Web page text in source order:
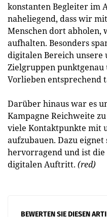
konstanten Begleiter im
naheliegend, dass wir
Menschen dort abholen,
aufhalten. Besonders
digitalen Bereich unsere
Zielgruppen
Vorlieben entsprechend
Darüber hinaus war es
Kampagne Reichweite
viele Kontaktpunkte mit
aufzubauen. Dazu
hervorragend und ist
digitalen Auftritt. (red)
BEWERTEN SIE DIESEN